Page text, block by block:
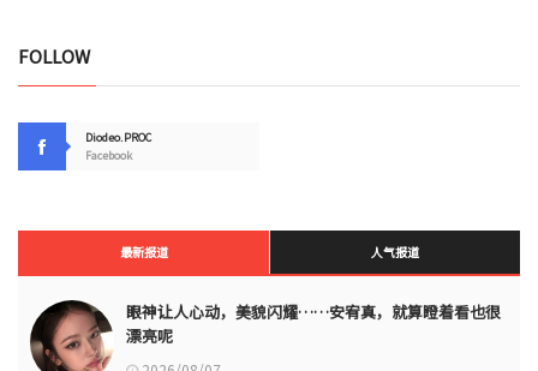
FOLLOW
Diodeo.PROC
Facebook
最新报道 人气报道
眼神让人心动，美貌闪耀……安宥真，就算瞪着看也很
漂亮呢